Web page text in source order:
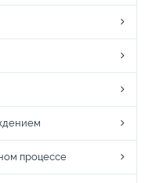
процессе